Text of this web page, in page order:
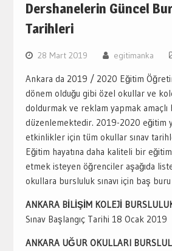
Dershanelerin Güncel
Tarihleri
28 Mart 2019 egitimanka
Ankara da 2019 / 2020 Eğitim
dönem olduğu gibi özel okullar ve
doldurmak ve reklam yapmak amaçlı
düzenlemektedir. 2019-2020 eğitim
etkinlikler için tüm okullar sınav
Eğitim hayatına daha kaliteli bir
etmek isteyen öğrenciler aşağıda
okullara bursluluk sınavı için baş
ANKARA BİLİŞİM KOLEJİ
Sınav Başlangıç Tarihi 18 Ocak 2019
ANKARA UĞUR OKULLARI